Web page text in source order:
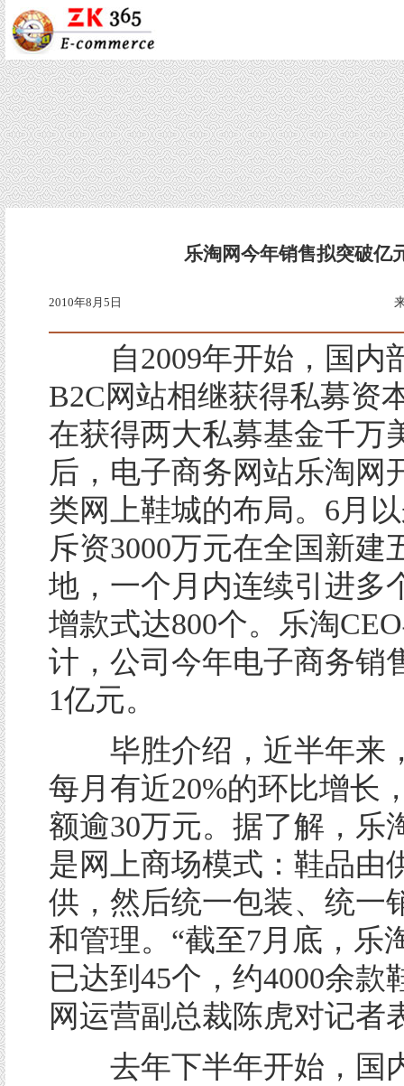
乐淘网今年销售拟突破亿
2010年8月5日
自2009年开始，国内
B2C网站相继获得私募资
在获得两大私募基金千万
后，电子商务网站乐淘网
类网上鞋城的布局。6月
斥资3000万元在全国新建
地，一个月内连续引进多
增款式达800个。乐淘
计，公司今年电子商务销
1亿元。
毕胜介绍，近半年来
每月有近20%的环比增长
额逾30万元。据了解，乐
是网上商场模式：鞋品由
供，然后统一包装、统一
和管理。“截至7月底，乐
已达到45个，约4000余款
网运营副总裁陈虎对记者
去年下半年开始，国